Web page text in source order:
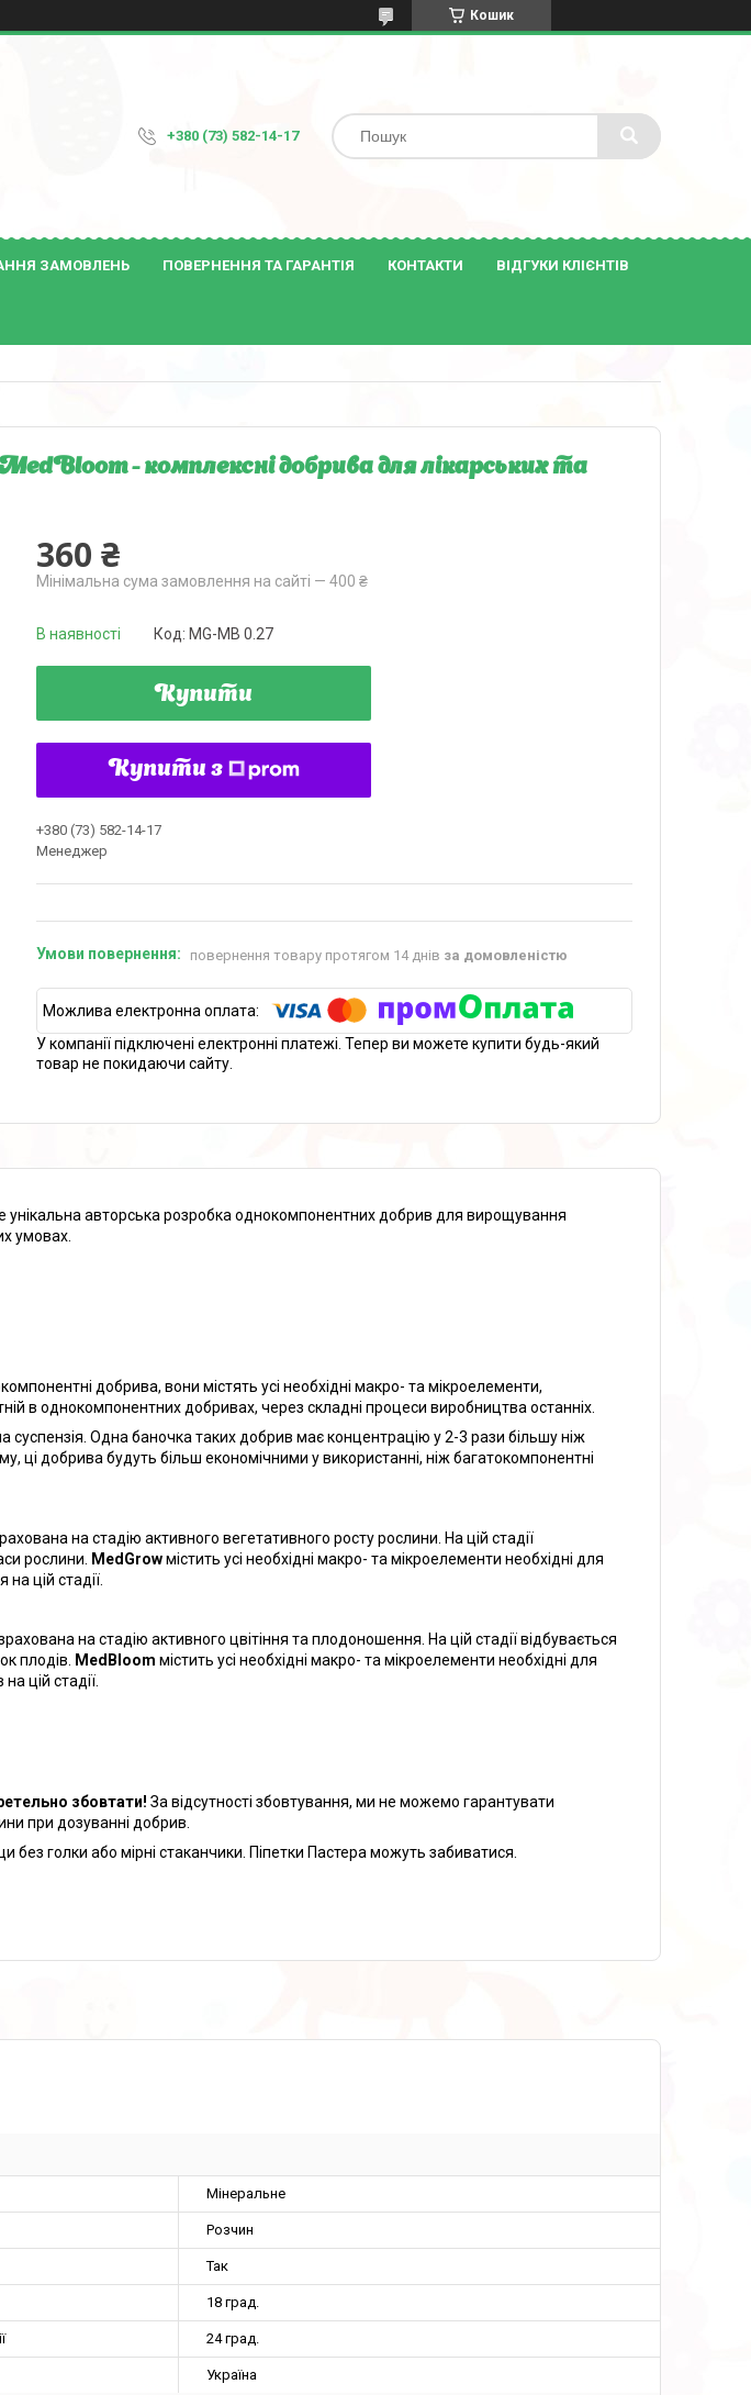
Кошик
+380 (73) 582-14-17
ЗАМОВЛЕНЬ ПОВЕРНЕННЯ ТА ГАРАНТІЯ КОНТАКТИ ВІДГУКИ КЛІЄНТІВ
- комплексні добрива для лікарських та
360 ₴
Мінімальна сума замовлення на сайті — 400 ₴
В наявності Код: MG-MB 0.27
Купити
Купити з
+380 (73) 582-14-17
Менеджер
повернення товару протягом 14 днів за домовленістю
У компанії підключені електронні платежі. Тепер ви можете купити будь-який
товар не покидаючи сайту.
унікальна авторська розробка однокомпонентних добрив для вирощування
умовах.
добрива, вони містять усі необхідні макро- та мікроелементи,
в однокомпонентних добривах, через складні процеси виробництва останніх.
суспензія. Одна баночка таких добрив має концентрацію у 2-3 рази більшу ніж
ці добрива будуть більш економічними у використанні, ніж багатокомпонентні
на стадію активного вегетативного росту рослини. На цій стадії
рослини. MedGrowмістить усі необхідні макро- та мікроелементи необхідні для
цій стадії.
на стадію активного цвітіння та плодоношення. На цій стадії відбувається
плодів. MedBloom містить усі необхідні макро- та мікроелементи необхідні для
цій стадії.
збовтати! За відсутності збовтування, ми не можемо гарантувати
при дозуванні добрив.
голки або мірні стаканчики. Піпетки Пастера можуть забиватися.
Мінеральне
Розчин
Так
18 град.
24 град.
Україна